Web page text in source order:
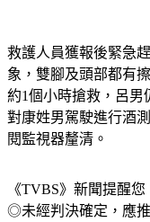
救護人員獲報後緊急
象，雙腳及頭部都有
約1個小時搶救，呂男
對康姓男駕駛進行酒
閱監視器釐清。
《TVBS》新聞提醒您
◎未經判決確定，應推